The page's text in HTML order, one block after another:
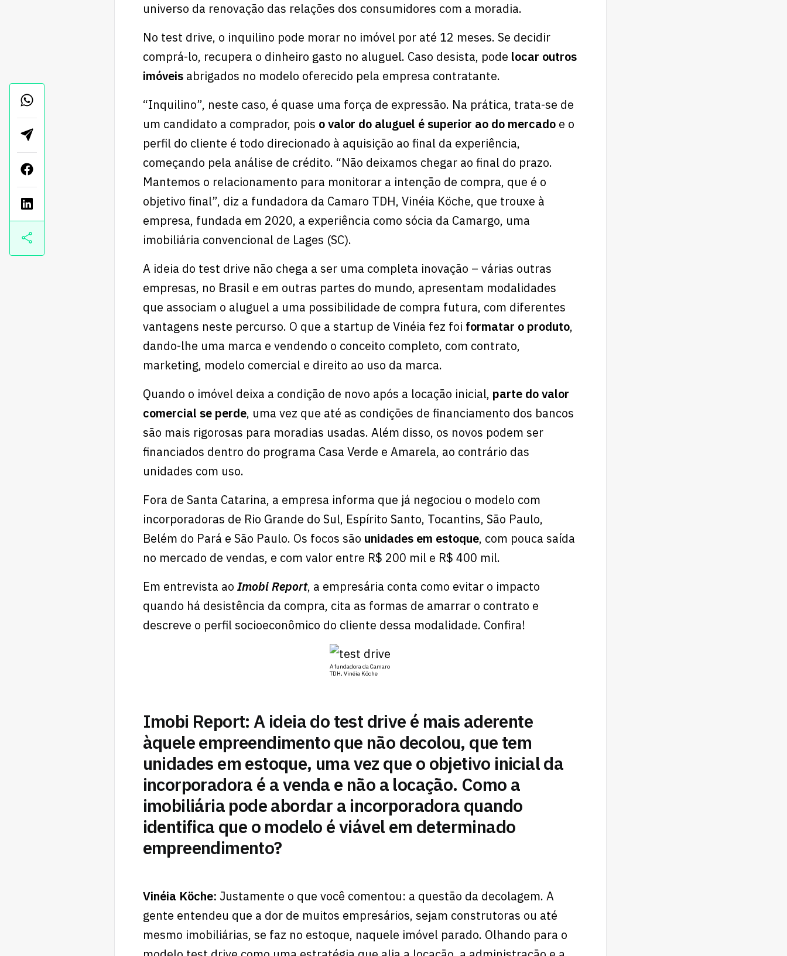
universo da renovação das relações dos consumidores com a moradia.
No test drive, o inquilino pode morar no imóvel por até 12 meses. Se decidir
comprá-lo, recupera o dinheiro gasto no aluguel. Caso desista, pode locar outros
imóveis abrigados no modelo oferecido pela empresa contratante.
“Inquilino”, neste caso, é quase uma força de expressão. Na prática, trata-se de
um candidato a comprador, pois o valor do aluguel é superior ao do mercado e o
perfil do cliente é todo direcionado à aquisição ao final da experiência,
começando pela análise de crédito. “Não deixamos chegar ao final do prazo.
Mantemos o relacionamento para monitorar a intenção de compra, que é o
objetivo final”, diz a fundadora da Camaro TDH, Vinéia Köche, que trouxe à
empresa, fundada em 2020, a experiência como sócia da Camargo, uma
imobiliária convencional de Lages (SC).
A ideia do test drive não chega a ser uma completa inovação – várias outras
empresas, no Brasil e em outras partes do mundo, apresentam modalidades
que associam o aluguel a uma possibilidade de compra futura, com diferentes
vantagens neste percurso. O que a startup de Vinéia fez foi formatar o produto,
dando-lhe uma marca e vendendo o conceito completo, com contrato,
marketing, modelo comercial e direito ao uso da marca.
Quando o imóvel deixa a condição de novo após a locação inicial, parte do valor
comercial se perde, uma vez que até as condições de financiamento dos bancos
são mais rigorosas para moradias usadas. Além disso, os novos podem ser
financiados dentro do programa Casa Verde e Amarela, ao contrário das
unidades com uso.
Fora de Santa Catarina, a empresa informa que já negociou o modelo com
incorporadoras de Rio Grande do Sul, Espírito Santo, Tocantins, São Paulo,
Belém do Pará e São Paulo. Os focos são unidades em estoque, com pouca saída
no mercado de vendas, e com valor entre R$ 200 mil e R$ 400 mil.
Em entrevista ao Imobi Report, a empresária conta como evitar o impacto
quando há desistência da compra, cita as formas de amarrar o contrato e
descreve o perfil socioeconômico do cliente dessa modalidade. Confira!
A fundadora da Camaro
TDH, Vinéia Köche
Imobi Report:A ideia do test drive é mais aderente
àquele empreendimento que não decolou, que tem
unidades em estoque, uma vez que o objetivo inicial da
incorporadora é a venda e não a locação. Como a
imobiliária pode abordar a incorporadora quando
identifica que o modelo é viável em determinado
empreendimento?
Vinéia Köche: Justamente o que você comentou: a questão da decolagem. A
gente entendeu que a dor de muitos empresários, sejam construtoras ou até
mesmo imobiliárias, se faz no estoque, naquele imóvel parado. Olhando para o